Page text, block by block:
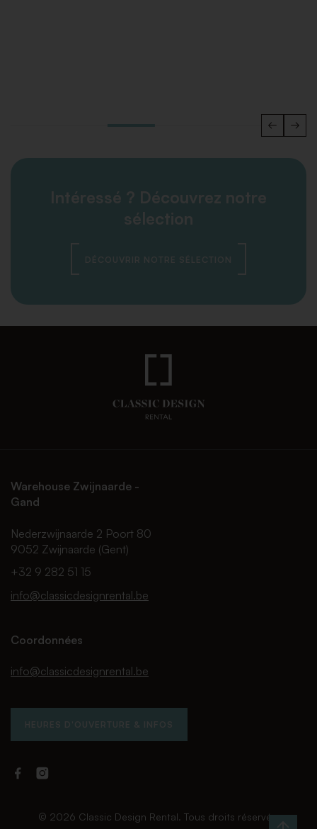
Intéressé ? Découvrez notre
sélection
DÉCOUVRIR NOTRE SÉLECTION
Warehouse Zwijnaarde -
Gand
Nederzwijnaarde 2 Poort 80
9052 Zwijnaarde (Gent)
+32 9 282 51 15
info@classicdesignrental.be
Coordonnées
info@classicdesignrental.be
HEURES D'OUVERTURE & INFOS
Facebook
Rental
Instagram
Rental
© 2026 Classic Design Rental. Tous droits réservés.